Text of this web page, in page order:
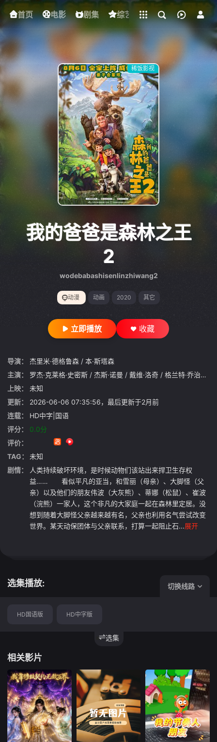
首页 电影 剧集 综艺 动漫 短剧
下载客户端
立即登录
gt 0"}
稀饭影视
我的爸爸是森林之王
2
wodebabashisenlinzhiwang2
动漫 动画 2020 其它
立即播放 收藏
导演： 杰里米·德格鲁森 / 本·斯塔森
主演：
罗杰·克莱格·史密斯 / 杰斯·诺曼 / 戴维·洛奇 / 格兰特·乔治 /
上映：
未知
更新：
2026-06-06 07:35:56，最后更新于2月前
连载：
HD中字|国语
评分：
0.0分
评价：
TAG：
未知
剧情：
人类持续破坏环境，是时候动物们该站出来捍卫生存权
益…… 看似平凡的亚当，和雪丽（母亲）、大脚怪（父
亲）以及他们的朋友伟波（大灰熊）、蒂娜（松鼠）、崔波
（浣熊）一家人，这个非凡的大家庭一起在森林里定居。没
想到随着大脚怪父亲越来越有名，父亲也利用名气尝试改变
世界。某天动保团体与父亲联系，打算一起阻止石...展开
选集播放: 切换线路
选集
HD国语版 HD中字版
相关影片